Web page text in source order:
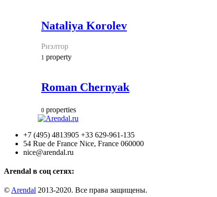
Nataliya Korolev
Риэлтор
1 property
Roman Chernyak
0 properties
+7 (495) 4813905 +33 629-961-135
54 Rue de France Nice, France 060000
nice@arendal.ru
Arendal в соц сетях:
© Arendal 2013-2020. Все права защищены.